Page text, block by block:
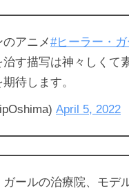
アニメ#ヒーラー・
す描写は神々しくて
待します。
April 5, 2022
ガールの治療院、モデ